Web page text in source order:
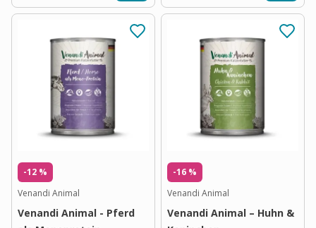
-12 %
Venandi Animal
Venandi Animal - Pferd
-16 %
Venandi Animal
Venandi Animal – Huhn &